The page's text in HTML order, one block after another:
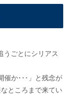
うごとにシリアス
催か･･･」と残念が
ところまで来てい